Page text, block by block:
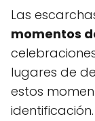
Las
momentos
lugares de
estos
identificación.